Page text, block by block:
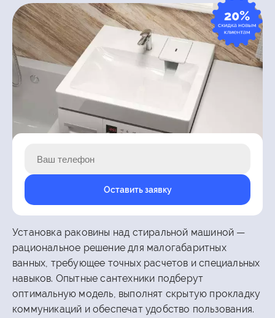
Установка раковины над стиральной машиной —
рациональное решение для малогабаритных
ванных, требующее точных расчетов и специальных
навыков. Опытные сантехники подберут
оптимальную модель, выполнят скрытую прокладку
коммуникаций и обеспечат удобство пользования.
Оставить заявку